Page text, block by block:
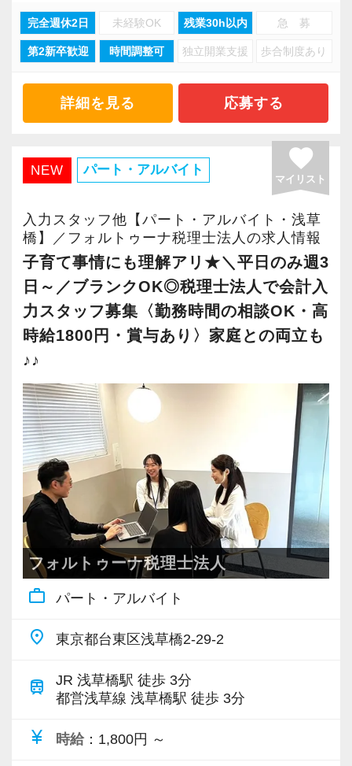
線に立つ。」が私たちのビジョンです。
そのために「クライアントファースト」と
「One Step Ahead（一歩先へ）」を常に意識し
ています。
どこよりも一歩進んだサービスを提供すること
にもなります。
自分の成長は、付加価値の高いサービスを提供
る事につながると考えています。
お客様をメインとしつつも、自分を含めた全体
を調整するバランス感覚をお持ちの方、養って
いきたい方はぜひご応募下さい。
事務所を担ってくれる次世代の方の応募もお待
ちしております。
の能力偏重の採用基準を捨て、クライアントと
の約束＝バリューである『成長のための7UP』
に基づく人物重視・スタンス重視の新しい採用
◆ 素直であること
◆ 善良であること
◆ 人のために動けること
◆ 挑戦を恐れないこと
◆ 成長を止めないこと
この7つの要素に共感するメンバーが集まってい
ます。
それぞれが自分自身の目標に向かって主体的に
だからこそ、いつでも笑顔が絶えず、たとえ辛
い・苦しい・厳しい状況でも、楽しさとやりが
いを見つけながら仕事ができるのだと考えてい
ます。
クライアントとともに成長を続ける私たち、ス
タートアップ税理士法人で、あなた自身のステ
ップアップを私たちと一緒に目指してみません
か。
採用動画① ～突撃インタビュー スタートア
ップ税理士法人のいいところ聞いてみた～
せてもらえませんか？」
最後に、目を引くように設定したトップ画像に
ついてですが、こちらは友人とアメリカにテニ
ス観戦へ行った際の写真です。
私にとって人生を豊かにしてくれるのは、家族
て掲載しております。
最近では友人たちも家庭を持つようになり、海
いつかまた、友人と一緒にテニス観戦の海外旅
行に行きたいという想いも込めての写真となり
ます。
長文をお読みいただきありがとうございまし
た。
少々変わった事務所紹介となっている自覚はご
ざいますが、
共感していただけた方からのご応募があれば幸
いです。
します！
入社後は、ご経験やスキルに応じてクライアン
トを担当していただきます。
月次決算や各種申告書の作成に加え、経営者と
の面談、決算対策、資金調達、会社設立、税務
調査など、幅広い業務に挑戦できる環境です。
判断に迷う場合や難しい案件については、税理
士や先輩スタッフにすぐ相談できます。
一人に任せきりにするのではなく、チームで情
報を共有しながら業務を進めています。
■ 幅広い顧客層で成長できる環境
います。
ベーシックな経験を積んだあとは多様な案件に
携わることで、専門分野に偏らない“オールラウ
ンダー”として幅広い経験を積み、税務・会計の
プロフェッショナルへと成長できる環境があり
ます。
■ 働きやすさ＆オフィス環境
・ 年間休日120日以上
・ 残業少なめ
・ 試験前2週間の有給休暇制度あり
・ 浅草橋駅から徒歩3分
・ チームで協力しながら成長できる職場環境
ているのが私たちの特徴です。
完全週休2日 未経験OK 残業30h以内 急 募
第2新卒歓迎 時間調整可 独立開業支援 歩合制度あり
詳細を見る 応募する
NEW パート・アルバイト favorite
マイリスト
入力スタッフ他【パート・アルバイト・浅草
橋】／フォルトゥーナ税理士法人の求人情報
子育て事情にも理解アリ★＼平日のみ週3
日～／ブランクOK◎税理士法人で会計入
力スタッフ募集〈勤務時間の相談OK・高
時給1800円・賞与あり〉家庭との両立も
♪♪
フォルトゥーナ税理士法人
work_outline パート・アルバイト
place 東京都台東区浅草橋2-29-2
train
JR 浅草橋駅 徒歩 3分
都営浅草線 浅草橋駅 徒歩 3分
currency_yen 時給 ：1,800円 ～